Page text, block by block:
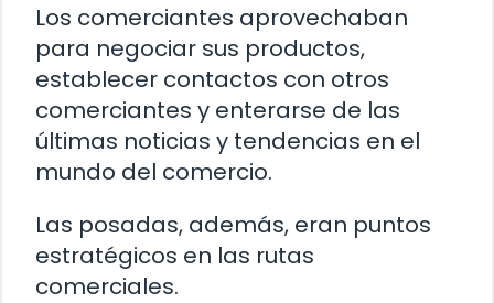
Los comerciantes aprovechaban
para negociar sus productos,
establecer contactos con otros
comerciantes y enterarse de las
últimas noticias y tendencias en el
mundo del comercio.
Las posadas, además, eran puntos
estratégicos en las rutas
comerciales.